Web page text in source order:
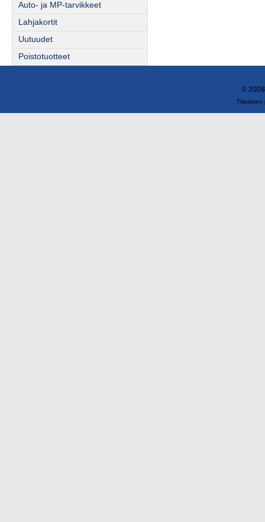
Auto- ja MP-tarvikkeet
Lahjakortit
Uutuudet
Poistotuotteet
©
Tilauksen